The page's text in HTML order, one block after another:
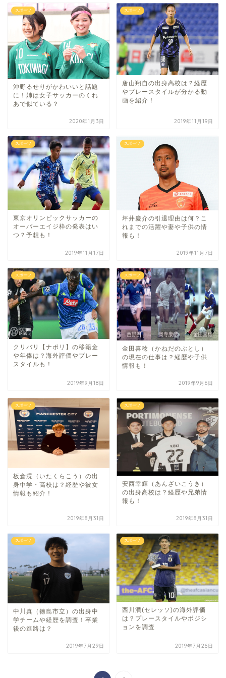
スポーツ
沖野るせりがかわいいと話題
に！姉は女子サッカーのくれ
あで似ている？
2020年1月3日
スポーツ
唐山翔自の出身高校は？経歴
やプレースタイルが分かる動
画を紹介！
2019年11月19日
スポーツ
東京オリンピックサッカーの
オーバーエイジ枠の発表はい
つ？予想も！
2019年11月17日
スポーツ
坪井慶介の引退理由は何？こ
れまでの活躍や妻や子供の情
報も！
2019年11月7日
スポーツ
クリバリ【ナポリ】の移籍金
や年俸は？海外評価やプレー
スタイルも！
2019年9月18日
スポーツ
金田喜稔（かねだのぶとし）
の現在の仕事は？経歴や子供
情報も！
2019年9月6日
スポーツ
板倉滉（いたくらこう）の出
身中学・高校は？経歴や彼女
情報も紹介！
2019年8月31日
スポーツ
安西幸輝（あんざいこうき）
の出身高校は？経歴や兄弟情
報も！
2019年8月31日
スポーツ
中川真（徳島市立）の出身中
学チームや経歴を調査！卒業
後の進路は？
2019年7月29日
スポーツ
西川潤(セレッソ)の海外評価
は？プレースタイルやポジシ
ョンを調査
2019年7月26日